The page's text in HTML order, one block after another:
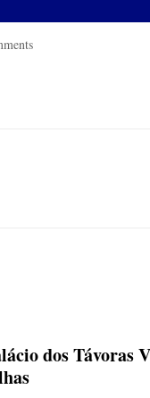
dos Távoras